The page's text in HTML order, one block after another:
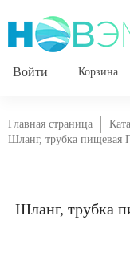
Корзина
Главная страница
Шланг, трубка
Шланг, трубка